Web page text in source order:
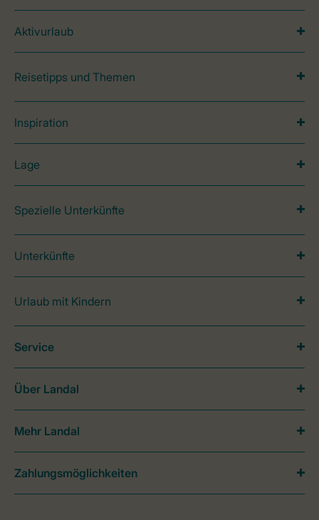
Aktivurlaub
Reisetipps und Themen
Inspiration
Lage
Spezielle Unterkünfte
Unterkünfte
Urlaub mit Kindern
Service
Über Landal
Mehr Landal
Zahlungsmöglichkeiten